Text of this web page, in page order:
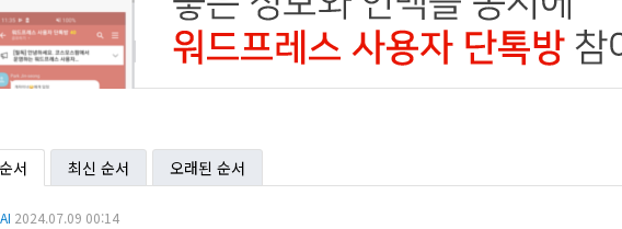
서 최신 순서 오래된 순서
2024.07.09 00:14